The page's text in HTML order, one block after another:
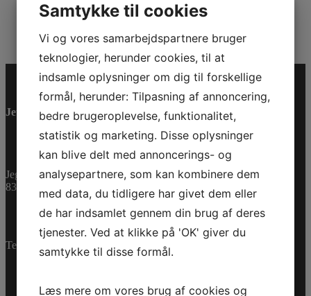
PFD
F/L
antal
Kategorier:PWC,Reservedele
Jet-Trade Powersport
Jegstrupvej 280
8361 Hasselager
Telefon: +45 70 200 600
Samtykke til cookies
Vi og vores samarbejdspartnere bruger
teknologier, herunder cookies, til at
indsamle oplysninger om dig til forskellige
formål, herunder: Tilpasning af annoncering,
bedre brugeroplevelse, funktionalitet,
statistik og marketing. Disse oplysninger
kan blive delt med annoncerings- og
analysepartnere, som kan kombinere dem
med data, du tidligere har givet dem eller
de har indsamlet gennem din brug af deres
tjenester. Ved at klikke på 'OK' giver du
samtykke til disse formål.
Læs mere om vores brug af cookies og